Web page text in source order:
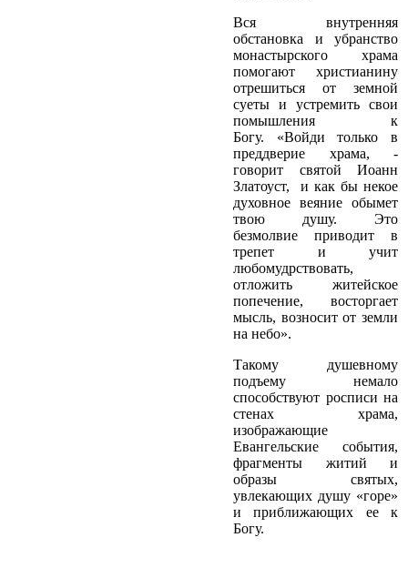
Вся внутренняя
обстановка и убранство
монастырского храма
помогают христианину
отрешиться от земной
суеты и устремить свои
помышления к
Богу. «Войди только в
преддверие храма, ­
говорит святой Иоанн
Златоуст, ­ и как бы некое
духовное веяние обымет
твою душу. Это
безмолвие приводит в
трепет и учит
любомудрствовать,
отложить житейское
попечение, восторгает
мысль, возносит от земли
на небо».
Такому душевному
подъему немало
способствуют росписи на
стенах храма,
изображающие
Евангельские события,
фрагменты житий и
образы святых,
увлекающих душу «горе»
и приближающих ее к
Богу.